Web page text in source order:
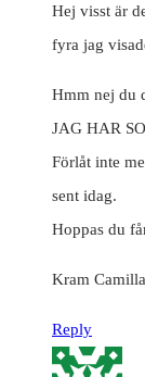
Hej visst är
fyra jag
Hmm nej du
JAG HAR
Förlåt inte
sent idag.
Hoppas du
Kram Camilla
Reply